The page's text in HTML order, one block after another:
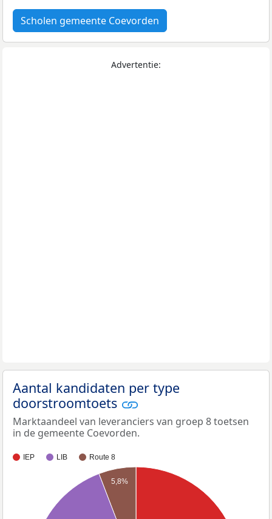
Scholen gemeente Coevorden
Advertentie:
Aantal kandidaten per type
doorstroomtoets
Marktaandeel van leveranciers van groep 8 toetsen
in de gemeente Coevorden.
IEP LIB Route 8
5,8%